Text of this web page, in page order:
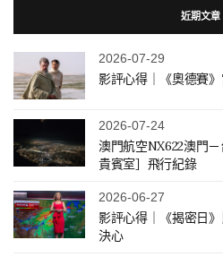
近期文章
2026-07-29
影評心得｜《奧德賽
2026-07-24
澳門航空NX622澳門
貴賓室］飛行紀錄
2026-06-27
影評心得｜《揭密日
決心